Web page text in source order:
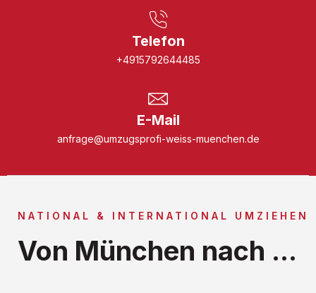
Telefon
+4915792644485
E-Mail
anfrage@umzugsprofi-weiss-muenchen.de
NATIONAL & INTERNATIONAL UMZIEHEN
Von München nach ...